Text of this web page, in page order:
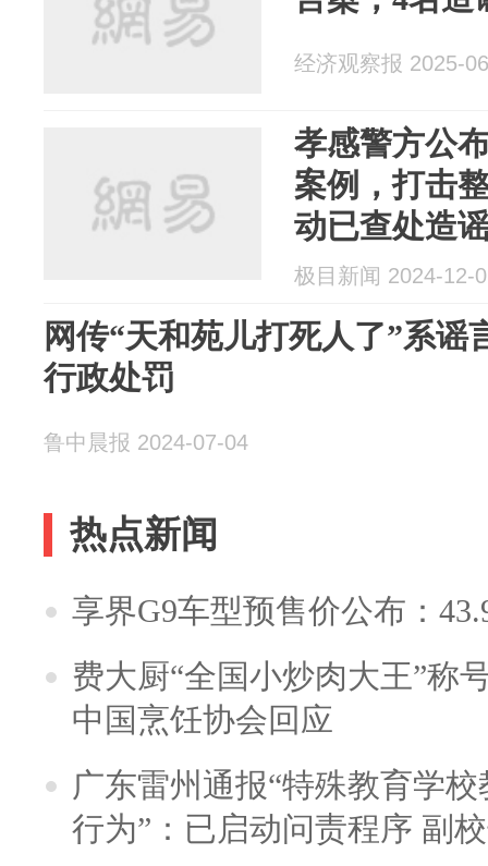
经济观察报 2025-
孝感警方公
案例，打击
动已查处造
极目新闻 2024-12-
网传“天和苑儿打死人了”系谣
行政处罚
鲁中晨报 2024-07-04
热点新闻
享界G9车型预售价公布：
费大厨“全国小炒肉大王”称
中国烹饪协会回应
广东雷州通报“特殊教育学
行为”：已启动问责程序 副